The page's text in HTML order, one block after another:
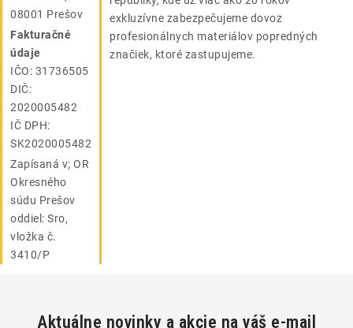
08001 Prešov
Fakturačné
údaje
IČO: 31736505
DIČ:
2020005482
IČ DPH:
SK2020005482
Zapísaná v; OR
Okresného
súdu Prešov
oddiel: Sro,
vložka č.
3410/P
exkluzívne zabezpečujeme dovoz
profesionálnych materiálov popredných
značiek, ktoré zastupujeme.
Aktuálne novinky a akcie na váš e-mail